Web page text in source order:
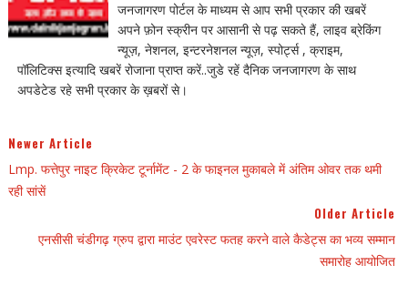
जनजागरण पोर्टल के माध्यम से आप सभी प्रकार की खबरें
अपने फ़ोन स्क्रीन पर आसानी से पढ़ सकते हैं, लाइव ब्रेकिंग
न्यूज़, नेशनल, इन्टरनेशनल न्यूज़, स्पोर्ट्स , क्राइम,
पॉलिटिक्स इत्यादि खबरें रोजाना प्राप्त करें..जुडे रहें दैनिक जनजागरण के साथ
अपडेटेड रहे सभी प्रकार के ख़बरों से।
Newer Article
Lmp. फत्तेपुर नाइट क्रिकेट टूर्नामेंट - 2 के फाइनल मुकाबले में अंतिम ओवर तक थमी
रही सांसें
Older Article
एनसीसी चंडीगढ़ ग्रुप द्वारा माउंट एवरेस्ट फतह करने वाले कैडेट्स का भव्य सम्मान
समारोह आयोजित